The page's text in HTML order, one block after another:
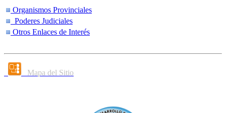
Organismos Provinciales
Poderes Judiciales
Otros Enlaces de Interés
Mapa del Sitio